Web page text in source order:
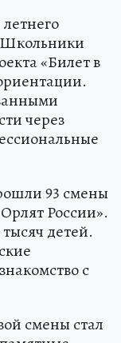
Школьники
«Билет в
через
93 смены
России».
детей.
с
смены стал